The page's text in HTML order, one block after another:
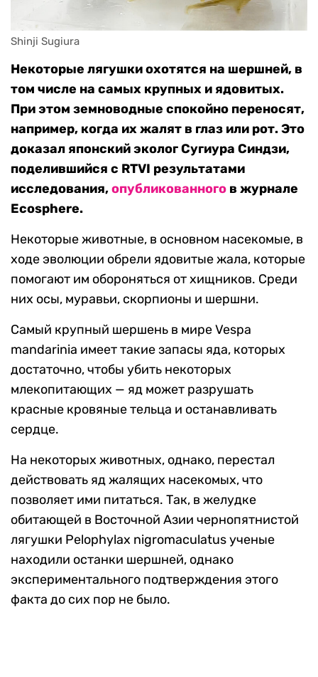
Shinji Sugiura
Некоторые лягушки охотятся на шершней, в
том числе на самых крупных и ядовитых.
При этом земноводные спокойно переносят,
например, когда их жалят в глаз или рот. Это
доказал японский эколог Сугиура Синдзи,
поделившийся с RTVI результатами
исследования,опубликованного в журнале
Ecosphere.
Некоторые животные, в основном насекомые, в
ходе эволюции обрели ядовитые жала, которые
помогают им обороняться от хищников. Среди
них осы, муравьи, скорпионы и шершни.
Самый крупный шершень в мире Vespa
mandarinia имеет такие запасы яда, которых
достаточно, чтобы убить некоторых
млекопитающих — яд может разрушать
красные кровяные тельца и останавливать
сердце.
На некоторых животных, однако, перестал
действовать яд жалящих насекомых, что
позволяет ими питаться. Так, в желудке
обитающей в Восточной Азии чернопятнистой
лягушки Pelophylax nigromaculatus ученые
находили останки шершней, однако
экспериментального подтверждения этого
факта до сих пор не было.